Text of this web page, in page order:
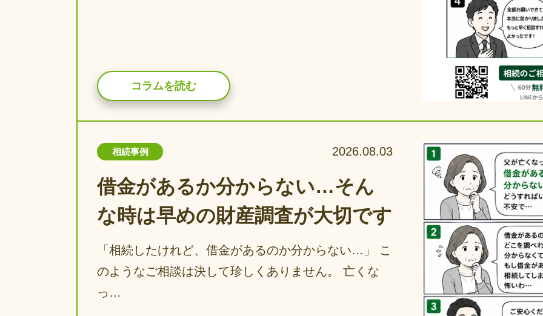
コラムを読む
相続事例 2026.08.03
借金があるか分からない…そん
な時は早めの財産調査が大切です
「相続したけれど、借金があるのか分からない…」 こ
のようなご相談は決して珍しくありません。 亡くな
っ…